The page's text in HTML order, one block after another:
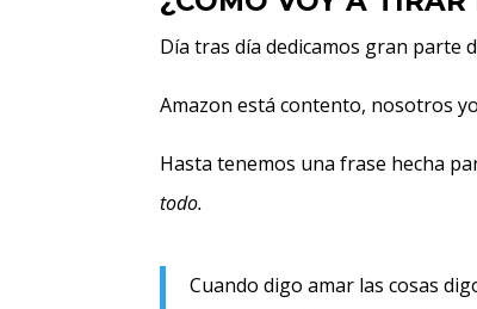
Día tras día dedicamos gran parte
Amazon está contento, nosotros
Hasta tenemos una frase hecha
todo.
Cuando digo amar las cosas